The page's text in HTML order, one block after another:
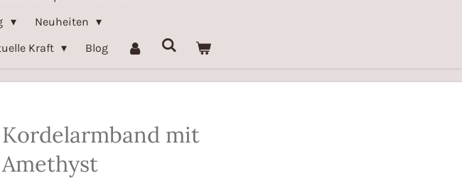
Neuheiten
Kraft
Blog
Kordelarmband mit
Amethyst